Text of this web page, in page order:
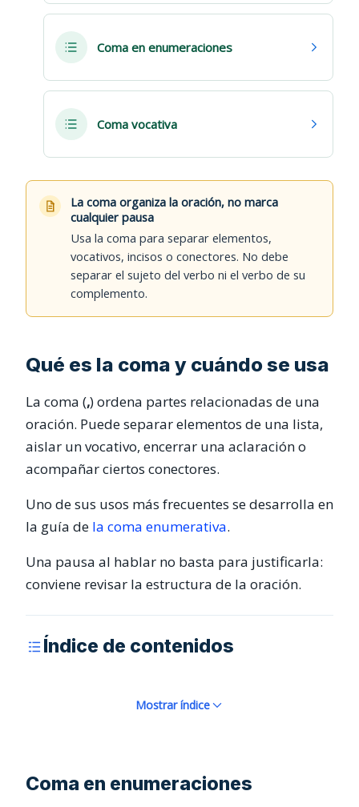
Coma en enumeraciones
Coma vocativa
La coma organiza la oración, no marca
cualquier pausa
Usa la coma para separar elementos,
vocativos, incisos o conectores. No debe
separar el sujeto del verbo ni el verbo de su
complemento.
Qué es la coma y cuándo se usa
La coma (,) ordena partes relacionadas de una
oración. Puede separar elementos de una lista,
aislar un vocativo, encerrar una aclaración o
acompañar ciertos conectores.
Uno de sus usos más frecuentes se desarrolla en
la guía de la coma enumerativa.
Una pausa al hablar no basta para justificarla:
conviene revisar la estructura de la oración.
Índice de contenidos
Mostrar índice
Coma en enumeraciones